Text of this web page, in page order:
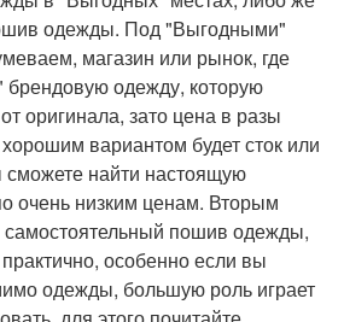
одежды. Под "Выгодными"
магазин или рынок, где
одежду, которую
оригинала, зато цена в разы
вариантом будет сток или
сможете найти настоящую
очень низким ценам. Вторым
самостоятельный пошив одежды,
особенно если вы
одежды, большую роль играет